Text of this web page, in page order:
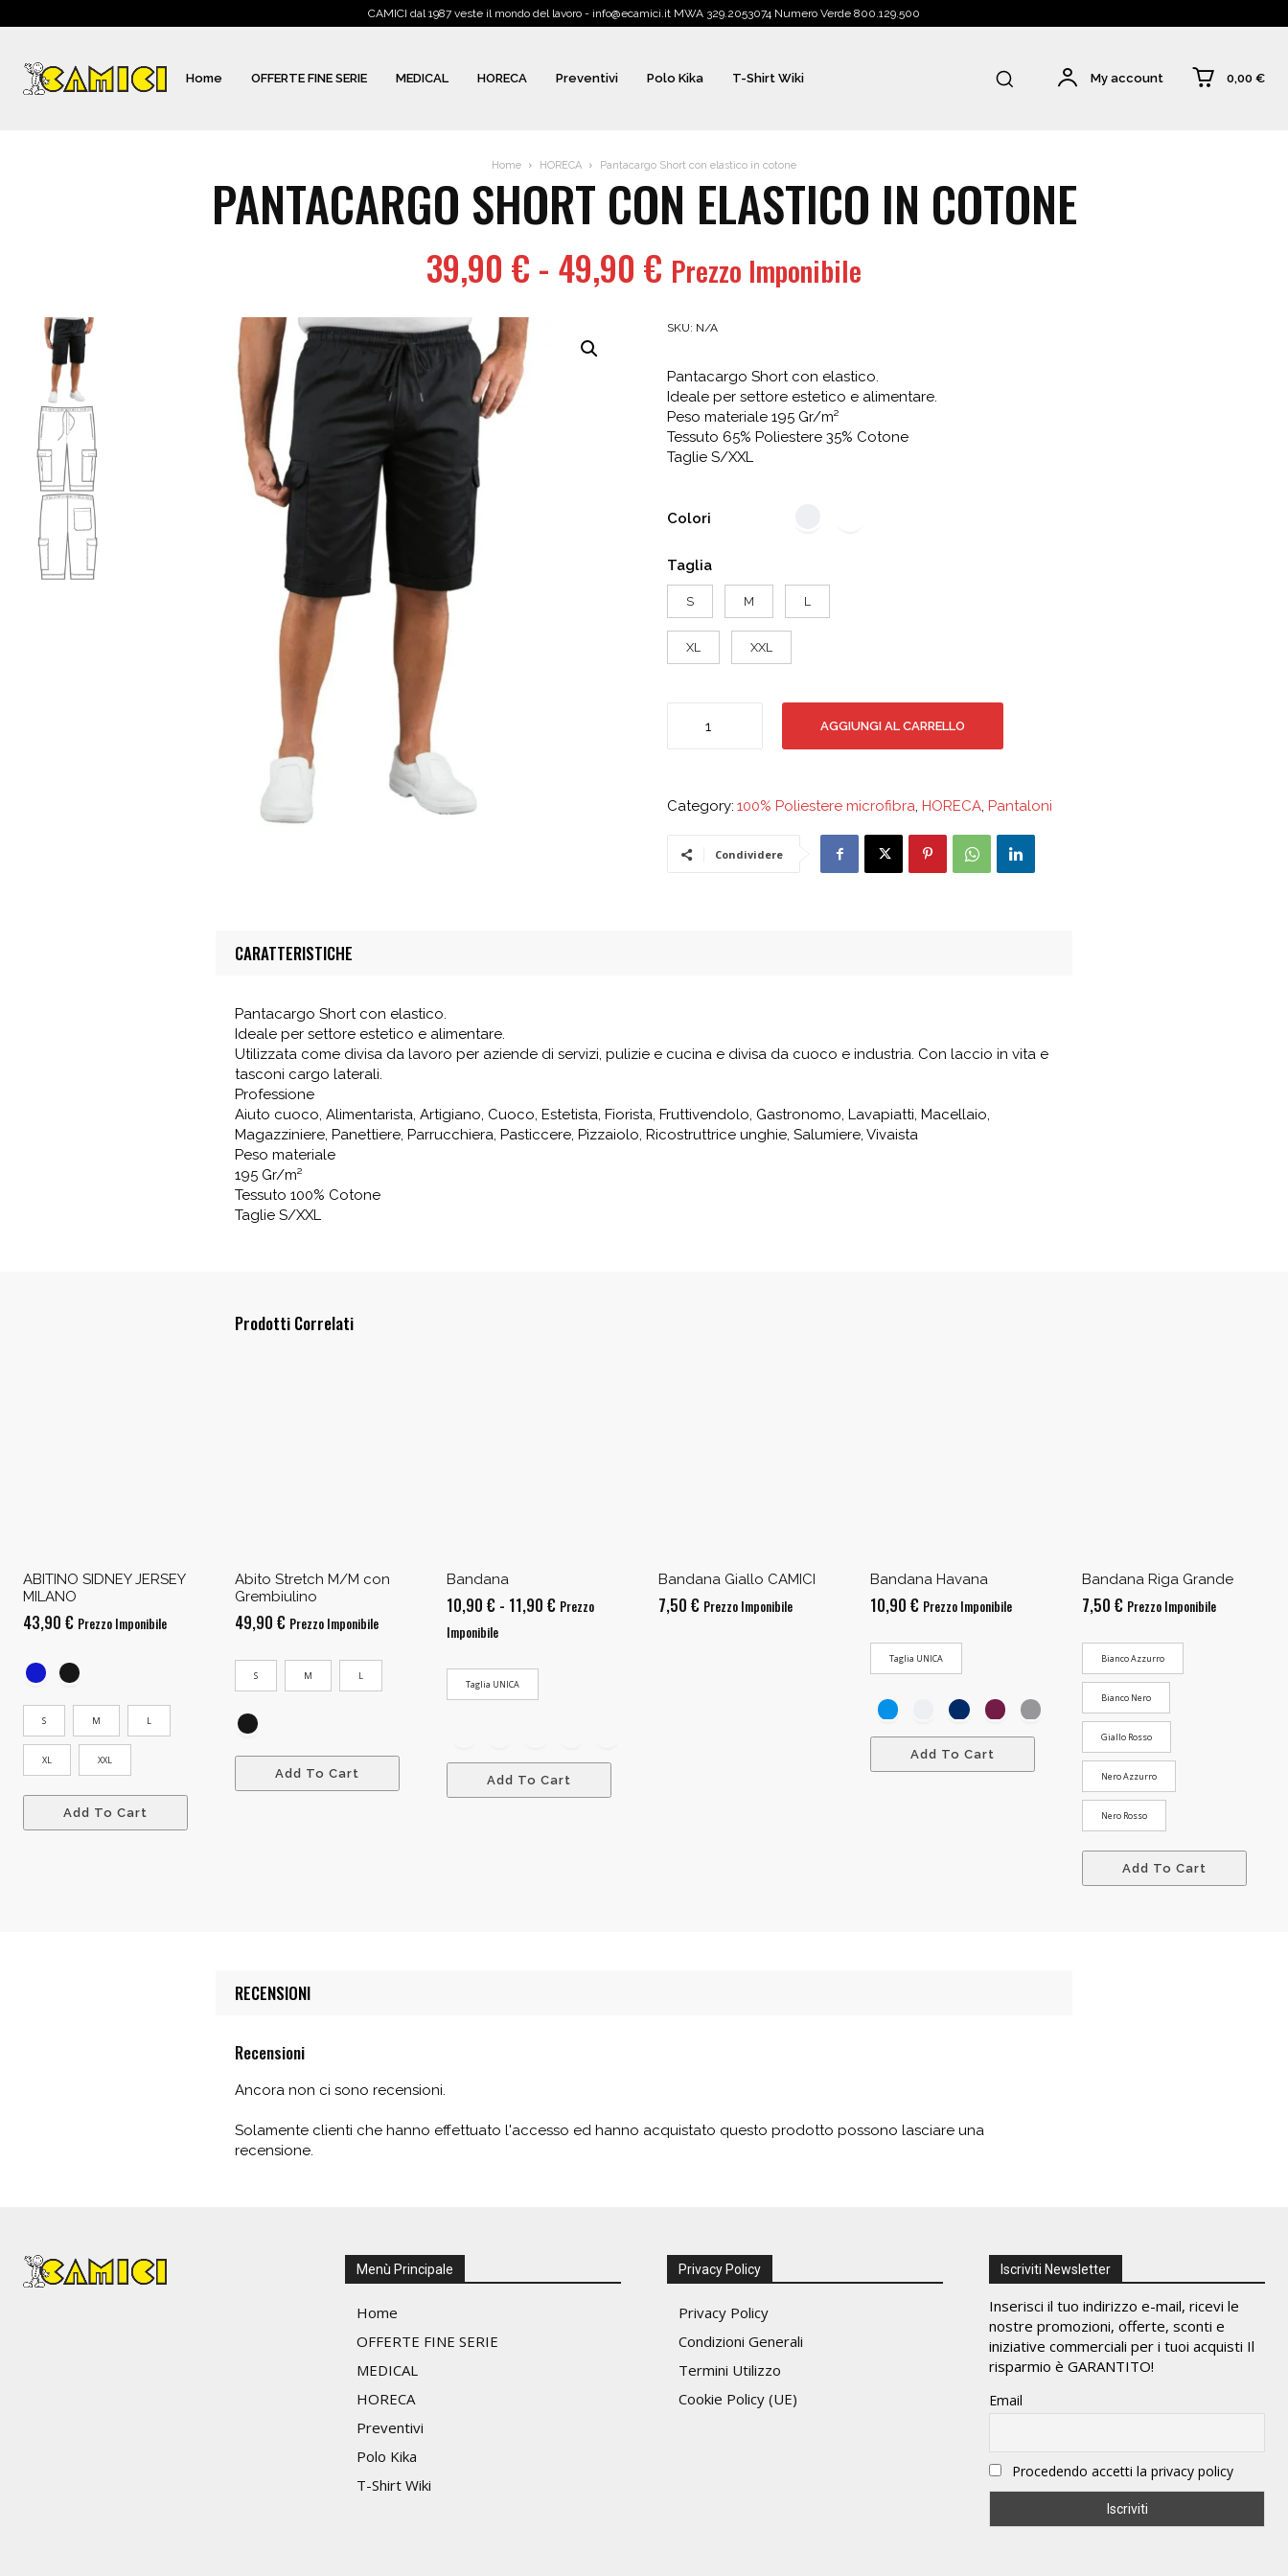
CAMICI dal 1987 veste il mondo del lavoro - info@ecamici.it MWA 329.2053074 Numero Verde 800.129.500
Home OFFERTE FINE SERIE MEDICAL HORECA Preventivi Polo Kika T-Shirt Wiki My account 0,00 €
Home HORECA Pantacargo Short con elastico in cotone
PANTACARGO SHORT CON ELASTICO IN COTONE
39,90 € - 49,90 € Fascia
di
prezzo:
da
39,90 €
a
49,90 €
Prezzo Imponibile
SKU: N/A
Pantacargo Short con elastico.
Ideale per settore estetico e alimentare.
Peso materiale 195 Gr/m²
Tessuto 65% Poliestere 35% Cotone
Taglie S/XXL
Colori
Taglia
S M L
XL XXL
cotone
AGGIUNGI AL CARRELLO
Category: 100% Poliestere microfibra, HORECA, Pantaloni
Condividere
CARATTERISTICHE
Pantacargo Short con elastico.
Ideale per settore estetico e alimentare.
Utilizzata come divisa da lavoro per aziende di servizi, pulizie e cucina e divisa da cuoco e industria. Con laccio in vita e
tasconi cargo laterali.
Professione
Aiuto cuoco, Alimentarista, Artigiano, Cuoco, Estetista, Fiorista, Fruttivendolo, Gastronomo, Lavapiatti, Macellaio,
Magazziniere, Panettiere, Parrucchiera, Pasticcere, Pizzaiolo, Ricostruttrice unghie, Salumiere, Vivaista
Peso materiale
195 Gr/m²
Tessuto 100% Cotone
Taglie S/XXL
Prodotti Correlati
ABITINO SIDNEY JERSEY
MILANO
43,90 € Prezzo Imponibile
S M L
XL XXL
Add To Cart
Abito Stretch M/M con
Grembiulino
49,90 € Prezzo Imponibile
S M L
Add To Cart
Bandana
10,90 € - 11,90 €Fascia
11,90 €
Prezzo
Imponibile
Taglia UNICA
Add To Cart
Bandana Giallo CAMICI
7,50 € Prezzo Imponibile
Bandana Havana
10,90 € Prezzo Imponibile
Taglia UNICA
Add To Cart
Bandana Riga Grande
7,50 € Prezzo Imponibile
Bianco Azzurro
Bianco Nero
Giallo Rosso
Nero Azzurro
Nero Rosso
Add To Cart
RECENSIONI
Recensioni
Ancora non ci sono recensioni.
Solamente clienti che hanno effettuato l'accesso ed hanno acquistato questo prodotto possono lasciare una
recensione.
Menù Principale
Home
OFFERTE FINE SERIE
MEDICAL
HORECA
Preventivi
Polo Kika
T-Shirt Wiki
Privacy Policy
Privacy Policy
Condizioni Generali
Termini Utilizzo
Cookie Policy (UE)
Iscriviti Newsletter
Inserisci il tuo indirizzo e-mail, ricevi le
nostre promozioni, offerte, sconti e
iniziative commerciali per i tuoi acquisti Il
risparmio è GARANTITO!
Email
Procedendo accetti la privacy policy